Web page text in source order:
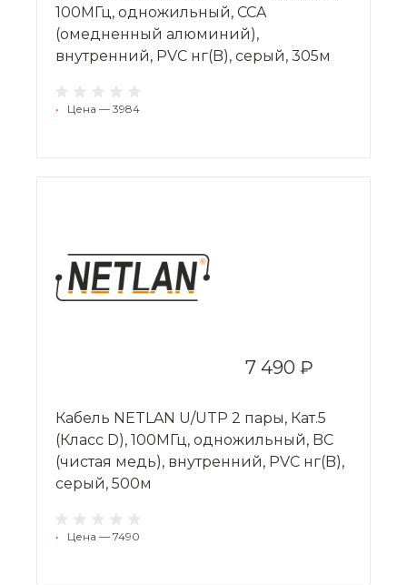
100МГц, одножильный, CCA
(омедненный алюминий),
внутренний, PVC нг(B), серый, 305м
• Цена — 3984
7 490 ₽
Кабель NETLAN U/UTP 2 пары, Кат.5
(Класс D), 100МГц, одножильный, BC
(чистая медь), внутренний, PVC нг(B),
серый, 500м
• Цена — 7490